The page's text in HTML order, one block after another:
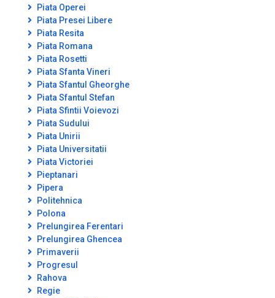
Piata Operei
Piata Presei Libere
Piata Resita
Piata Romana
Piata Rosetti
Piata Sfanta Vineri
Piata Sfantul Gheorghe
Piata Sfantul Stefan
Piata Sfintii Voievozi
Piata Sudului
Piata Unirii
Piata Universitatii
Piata Victoriei
Pieptanari
Pipera
Politehnica
Polona
Prelungirea Ferentari
Prelungirea Ghencea
Primaverii
Progresul
Rahova
Regie